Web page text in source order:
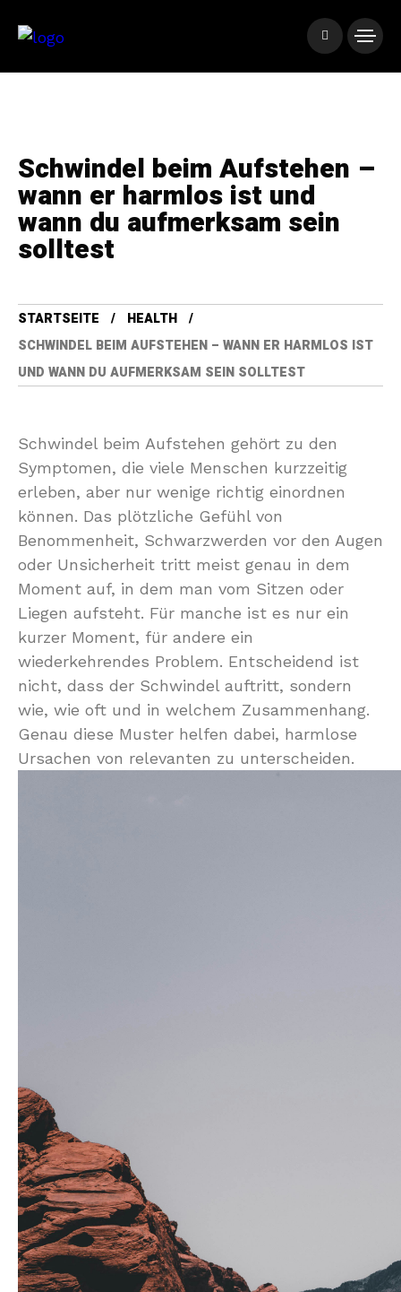
Schwindel beim Aufstehen –
wann er harmlos ist und
wann du aufmerksam sein
solltest
STARTSEITE
HEALTH
SCHWINDEL BEIM AUFSTEHEN – WANN ER HARMLOS IST
UND WANN DU AUFMERKSAM SEIN SOLLTEST
Schwindel beim Aufstehen gehört zu den
Symptomen, die viele Menschen kurzzeitig
erleben, aber nur wenige richtig einordnen
können. Das plötzliche Gefühl von
Benommenheit, Schwarzwerden vor den Augen
oder Unsicherheit tritt meist genau in dem
Moment auf, in dem man vom Sitzen oder
Liegen aufsteht. Für manche ist es nur ein
kurzer Moment, für andere ein
wiederkehrendes Problem. Entscheidend ist
nicht, dass der Schwindel auftritt, sondern
wie, wie oft und in welchem Zusammenhang.
Genau diese Muster helfen dabei, harmlose
Ursachen von relevanten zu unterscheiden.